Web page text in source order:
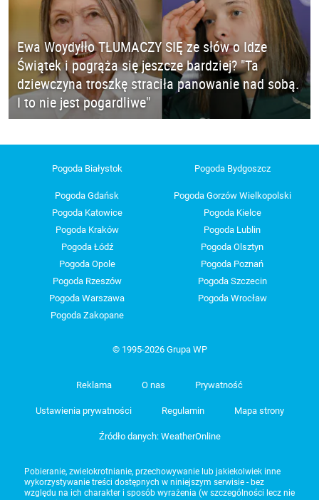
Ewa Woydyłło TŁUMACZY SIĘ ze słów o Idze
Świątek i pogrąża się jeszcze bardziej? "Ta
dziewczyna troszkę straciła panowanie nad sobą.
I to nie jest pogardliwe"
Pogoda Białystok Pogoda Bydgoszcz
Pogoda Gdańsk
Pogoda Gorzów Wielkopolski
Pogoda Katowice
Pogoda Kielce
Pogoda Kraków
Pogoda Lublin
Pogoda Łódź
Pogoda Olsztyn
Pogoda Opole
Pogoda Poznań
Pogoda Rzeszów
Pogoda Szczecin
Pogoda Warszawa
Pogoda Wrocław
Pogoda Zakopane
© 1995-2026 Grupa WP
Reklama O nas Prywatność
Ustawienia prywatności Regulamin Mapa strony
Źródło danych: WeatherOnline
Pobieranie, zwielokrotnianie, przechowywanie lub jakiekolwiek inne
wykorzystywanie treści dostępnych w niniejszym serwisie - bez
względu na ich charakter i sposób wyrażenia (w szczególności lecz nie